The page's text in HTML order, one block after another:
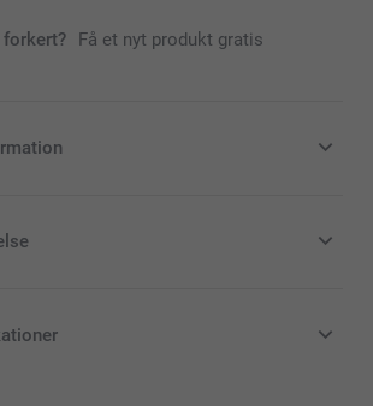
forkert? Få et nyt produkt gratis
moms og uden